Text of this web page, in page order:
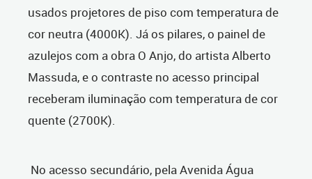
usados projetores de piso com temperatura de
cor neutra (4000K). Já os pilares, o painel de
azulejos com a obra O Anjo, do artista Alberto
Massuda, e o contraste no acesso principal
receberam iluminação com temperatura de cor
quente (2700K).
No acesso secundário, pela Avenida Água